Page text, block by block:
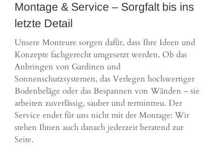
Montage & Service – Sorgfalt bis ins
letzte Detail
Unsere Monteure sorgen dafür, dass Ihre Ideen und
Konzepte fachgerecht umgesetzt werden. Ob das
Anbringen von Gardinen und
Sonnenschutzsystemen, das Verlegen hochwertiger
Bodenbeläge oder das Bespannen von Wänden – sie
arbeiten zuverlässig, sauber und termintreu. Der
Service endet für uns nicht mit der Montage: Wir
stehen Ihnen auch danach jederzeit beratend zur
Seite.